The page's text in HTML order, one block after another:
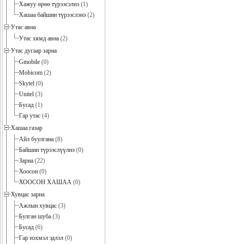
Хажуу өрөө түрээсэлнэ (1)
Хашаа байшин түрээслэнэ (2)
Утас авна
Утас хямд авна (2)
Утас дугаар зарна
Gmobile (0)
Mobicom (2)
Skytel (0)
Unitel (3)
Бусад (1)
Гар утас (4)
Хашаа газар
Айл буулгана (8)
Байшин түрээслүүлнэ (0)
Зарна (22)
Хоосон (0)
ХООСОН ХАШАА (0)
Хувцас зарна
Ажлын хувцас (3)
Булган шуба (3)
Бусад (6)
Гар нэхмэл эдлэл (0)